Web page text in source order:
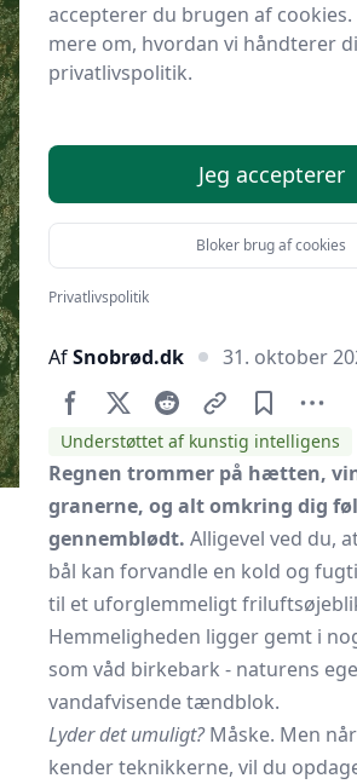
Udgivet iFriluftsliv
Sådan tænder du bål
AfSnobrød.dk 31. oktober
Understøttet af kunstig intelligens
Regnen trommer på hætten,
granerne, og alt omkring dig
gennemblødt. Alligevel ved du,
bål kan forvandle en kold og
til et uforglemmeligt
Hemmeligheden ligger gemt i
som våd birkebark - naturens
vandafvisende tændblok.
Lyder det umuligt?Måske. Men
kender teknikkerne, vil du
accepterer du brugen af
mere om, hvordan vi håndterer
privatlivspolitik.
Jeg accepterer
Bloker brug af cookies
Privatlivspolitik